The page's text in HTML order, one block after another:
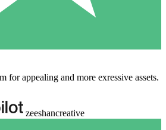
for appealing and more exressive assets.
zeeshancreative